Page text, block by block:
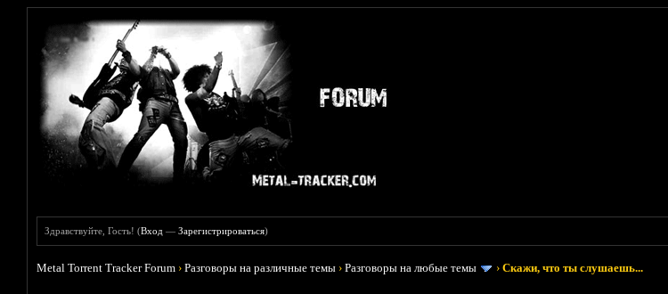
Здравствуйте, Гость! (Вход —Зарегистрироваться)
Metal Torrent Tracker Forum ›Разговоры на различные темы ›Разговоры на любые темы ›Скажи, что ты слушаешь...